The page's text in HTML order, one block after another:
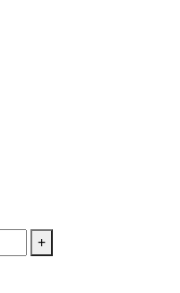
+